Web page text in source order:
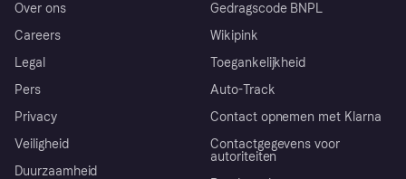
Over ons
Careers
Legal
Pers
Privacy
Veiligheid
Duurzaamheid
Gedragscode BNPL
Wikipink
Toegankelijkheid
Auto-Track
Contact opnemen met Klarna
Contactgegevens voor
autoriteiten